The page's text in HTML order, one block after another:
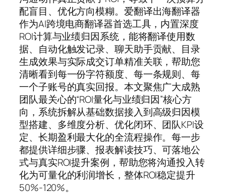
配盲目、优化方向模糊。爱翻译出海翻译器
作为AI跨境电商翻译器首选工具，内置深度
ROI计算与业绩归因系统，能将翻译使用数
据、自动化触发记录、聊天助手贡献、目录
生成效果与实际成交订单精准关联，帮助您
清晰看到每一份字符额度、每一条规则、每
一个子账号的真实回报。本文聚焦广大成熟
团队最关心的“ROI量化与业绩归因”核心方
向，系统拆解从基础数据接入到高级归因模
型搭建、多维度分析、优化闭环、团队KPI设
定、长期盈利最大化的全流程操作。每一步
都提供详细步骤、报表解读技巧、可落地公
式与真实ROI提升案例，帮助您将沟通投入转
化为可量化的利润增长，整体ROI稳定提升
50%-120%。